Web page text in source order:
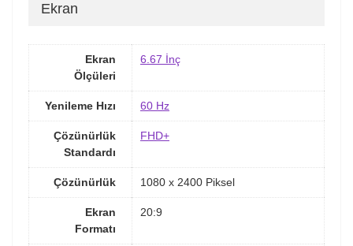
Ekran
Ekran
Ölçüleri
6.67 İnç
Yenileme Hızı 60 Hz
Çözünürlük
Standardı
FHD+
Çözünürlük 1080 x 2400 Piksel
Ekran
Formatı
20:9